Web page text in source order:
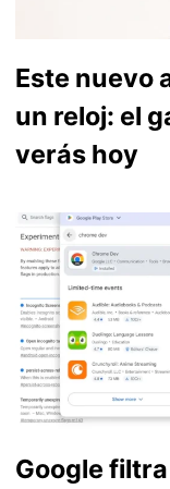
Este nuevo
un reloj: el
verás hoy
Google